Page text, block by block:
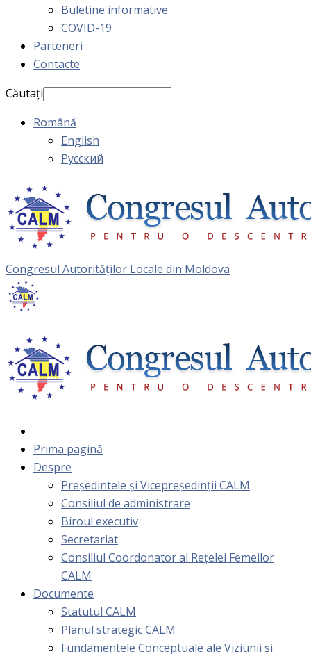
Buletine informative
COVID-19
Parteneri
Contacte
Căutați
Română
English
Русский
Congresul Autorităţilor Locale din Moldova
Prima pagină
Despre
Președintele și Vicepreședinții CALM
Consiliul de administrare
Biroul executiv
Secretariat
Consiliul Coordonator al Rețelei Femeilor
CALM
Documente
Statutul CALM
Planul strategic CALM
Fundamentele Conceptuale ale Viziunii și